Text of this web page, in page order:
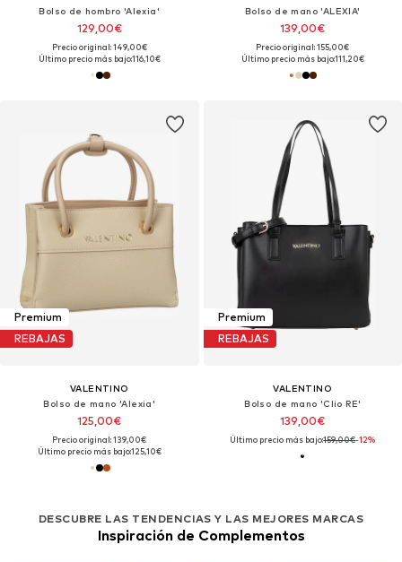
Bolso de hombro 'Alexia'
129,00€
Precio original: 149,00€
Último precio más bajo:116,10€
Bolso de mano 'ALEXIA'
139,00€
Precio original: 155,00€
Último precio más bajo:111,20€
Premium
REBAJAS
VALENTINO
Bolso de mano 'Alexia'
125,00€
Precio original: 139,00€
Último precio más bajo:125,10€
DESCUBRE LAS TENDENCIAS Y LAS MEJORES MARCAS
Inspiración de Complementos
Premium
REBAJAS
VALENTINO
Bolso de mano 'Clio RE'
139,00€
Último precio más bajo:159,00€-12%